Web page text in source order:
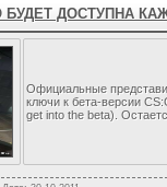
БУДЕТ ДОСТУПНА
Официальные
ключи к бета-версии
get into the beta).